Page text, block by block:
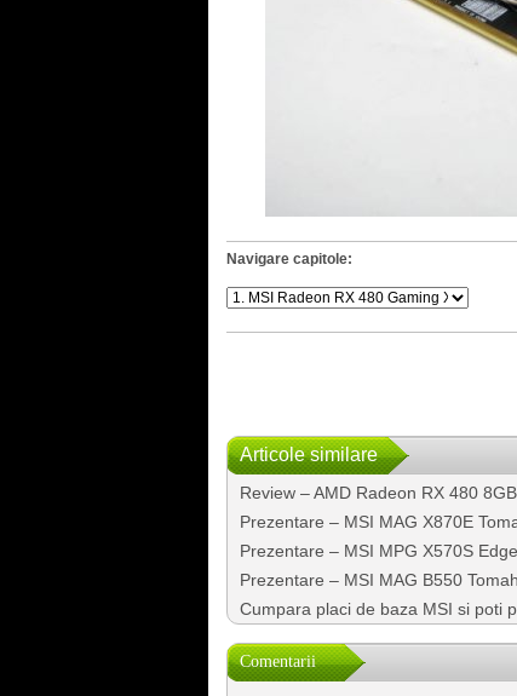
Navigare capitole:
Articole similare
Review – AMD Radeon RX 480 8GB
Prezentare – MSI MAG X870E
Prezentare – MSI MPG X570S
Prezentare – MSI MAG B550
Cumpara placi de baza MSI si poti
Comentarii